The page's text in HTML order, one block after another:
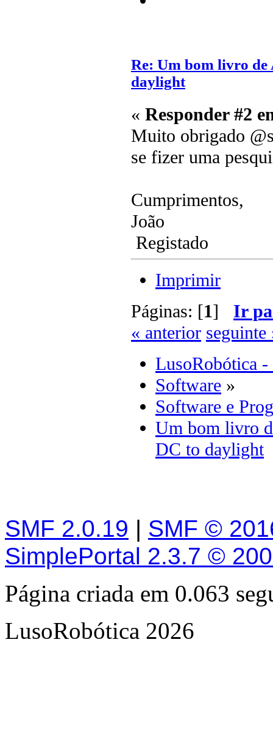
Re: Um bom livro
daylight
« Responder #2
Muito obrigado
se fizer uma
Cumprimentos,
João
Registado
Imprimir
Páginas: [1] Ir
« anterior seguinte
LusoRobótica -
Software »
Software e
Um bom livro
DC to daylight
SMF 2.0.19 | SMF ©
SimplePortal 2.3.7 ©
Página criada em 0.063
LusoRobótica 2026